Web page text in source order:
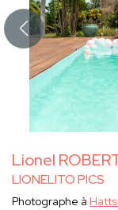
Lionel
LIONELITO PICS
Photographe à